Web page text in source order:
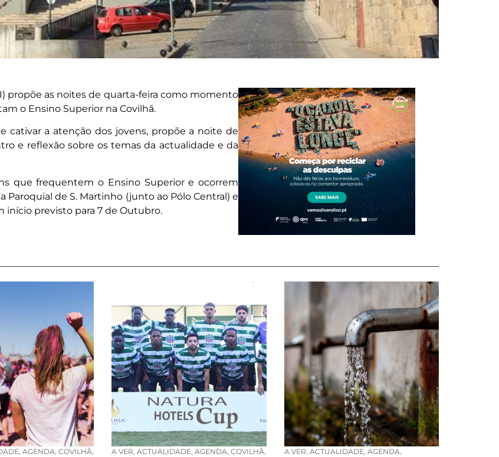
propõe as noites de quarta-feira como momento
o Ensino Superior na Covilhã.
cativar a atenção dos jovens, propõe a noite de
e reflexão sobre os temas da actualidade e da
que frequentem o Ensino Superior e ocorrem
Paroquial de S. Martinho (junto ao Pólo Central) e
início previsto para 7 de Outubro.
, AGENDA, COVILHÃ,
A VER, ACTUALIDADE, AGENDA, COVILHÃ,
A VER, ACTUALIDADE, AGENDA,